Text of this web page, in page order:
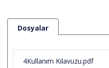
Dosyalar
4Kullanım Kılavuzu.pdf